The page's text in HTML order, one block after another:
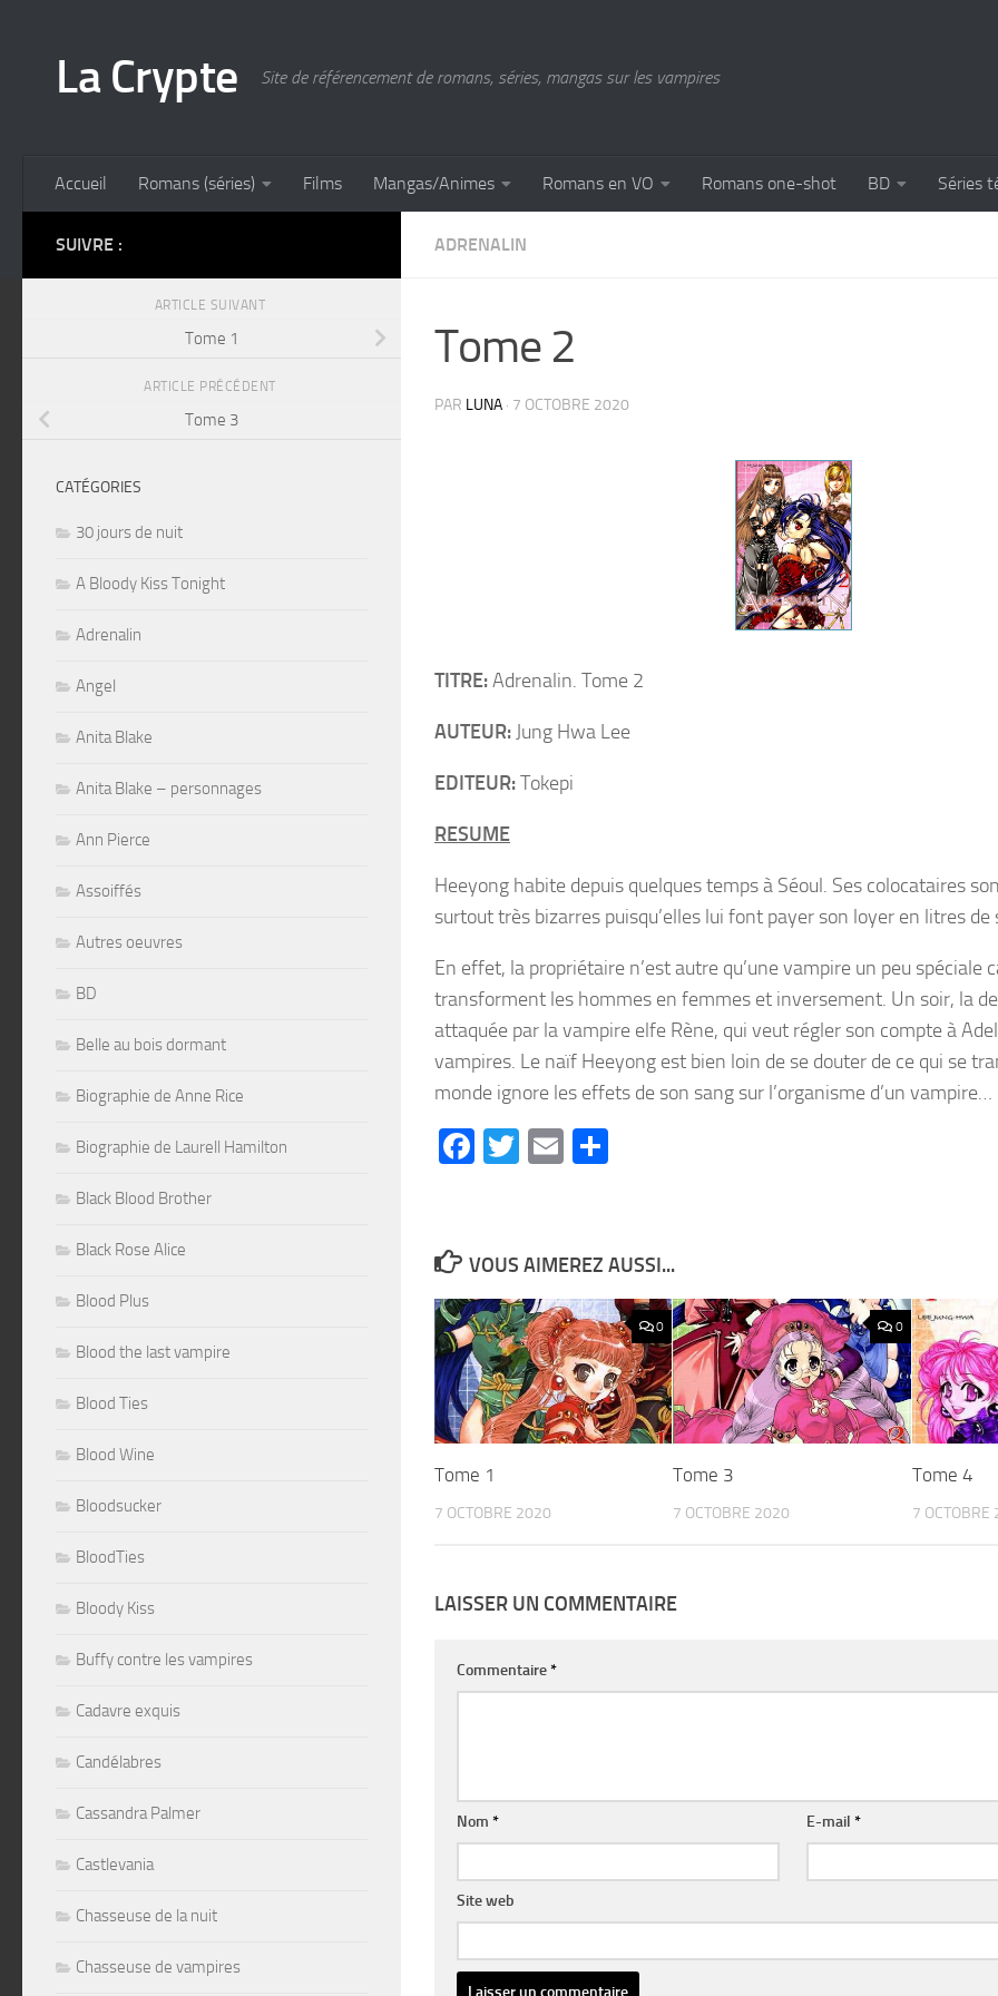
La Crypte Site de référencement de romans, séries, mangas sur les vampires
Accueil Romans (séries) Films Mangas/Animes Romans en VO Romans one-shot BD Séries
ADRENALIN
Tome 2
PAR LUNA · 7 OCTOBRE 2020
TITRE:Adrenalin. Tome 2
AUTEUR: Jung Hwa Lee
EDITEUR:Tokepi
RESUME
Heeyong habite depuis quelques temps à Séoul. Ses colocataires
surtout très bizarres puisqu’elles lui font payer son loyer en litres de
En effet, la propriétaire n’est autre qu’une vampire un peu spéciale
transforment les hommes en femmes et inversement. Un soir, la
attaquée par la vampire elfe Rène, qui veut régler son compte à
vampires. Le naïf Heeyong est bien loin de se douter de ce qui se
monde ignore les effets de son sang sur l’organisme d’un vampire…
Facebook
Twitter
Email
VOUS AIMEREZ AUSSI...
0
Tome 1
7 OCTOBRE 2020
0
Tome 3
7 OCTOBRE 2020
Tome 4
7 OCTOBRE
LAISSER UN COMMENTAIRE
Commentaire*
Nom * E-mail*
Site web
SUIVRE :
ARTICLE SUIVANT
Tome 1
ARTICLE PRÉCÉDENT
Tome 3
CATÉGORIES
30 jours de nuit
A Bloody Kiss Tonight
Adrenalin
Angel
Anita Blake
Anita Blake – personnages
Ann Pierce
Assoiffés
Autres oeuvres
BD
Belle au bois dormant
Biographie de Anne Rice
Biographie de Laurell Hamilton
Black Blood Brother
Black Rose Alice
Blood Plus
Blood the last vampire
Blood Ties
Blood Wine
Bloodsucker
BloodTies
Bloody Kiss
Buffy contre les vampires
Cadavre exquis
Candélabres
Cassandra Palmer
Castlevania
Chasseuse de la nuit
Chasseuse de vampires